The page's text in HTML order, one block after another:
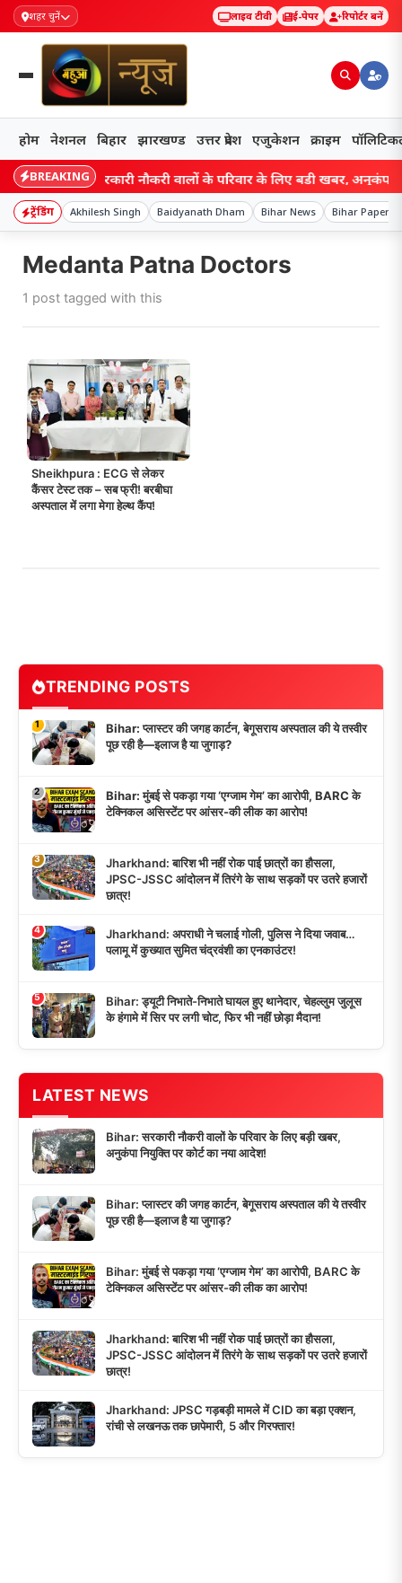
शहर चुनें लाइव टीवी ई-पेपर रिपोर्टर बनें
होम नेशनल बिहार झारखण्ड उत्तर प्रदेश एजुकेशन क्राइम
BREAKING
Bihar: सरकारी नौकरी वालों के परिवार के लिए बड़ी खबर, अनुकंपा
ट्रेंडिंग Akhilesh Singh Baidyanath Dham Bihar News Bihar Paper
Medanta Patna Doctors
1 post tagged with this
Sheikhpura : ECG से लेकर
कैंसर टेस्ट तक – सब फ्री! बरबीघा
अस्पताल में लगा मेगा हेल्थ कैंप!
TRENDING POSTS
1
Bihar: प्लास्टर की जगह कार्टन, बेगूसराय अस्पताल की ये तस्वीर
पूछ रही है—इलाज है या जुगाड़?
2
Bihar: मुंबई से पकड़ा गया ‘एग्जाम गेम’ का आरोपी, BARC के
टेक्निकल असिस्टेंट पर आंसर-की लीक का आरोप!
3
Jharkhand: बारिश भी नहीं रोक पाई छात्रों का हौसला,
JPSC-JSSC आंदोलन में तिरंगे के साथ सड़कों पर उतरे हजारों
छात्र!
4
Jharkhand: अपराधी ने चलाई गोली, पुलिस ने दिया जवाब…
पलामू में कुख्यात सुमित चंद्रवंशी का एनकाउंटर!
5
Bihar: ड्यूटी निभाते-निभाते घायल हुए थानेदार, चेहल्लुम जुलूस
के हंगामे में सिर पर लगी चोट, फिर भी नहीं छोड़ा मैदान!
LATEST NEWS
Bihar: सरकारी नौकरी वालों के परिवार के लिए बड़ी खबर,
अनुकंपा नियुक्ति पर कोर्ट का नया आदेश!
Bihar: प्लास्टर की जगह कार्टन, बेगूसराय अस्पताल की ये तस्वीर
पूछ रही है—इलाज है या जुगाड़?
Bihar: मुंबई से पकड़ा गया ‘एग्जाम गेम’ का आरोपी, BARC के
टेक्निकल असिस्टेंट पर आंसर-की लीक का आरोप!
Jharkhand: बारिश भी नहीं रोक पाई छात्रों का हौसला,
JPSC-JSSC आंदोलन में तिरंगे के साथ सड़कों पर उतरे हजारों
छात्र!
Jharkhand: JPSC गड़बड़ी मामले में CID का बड़ा एक्शन,
रांची से लखनऊ तक छापेमारी, 5 और गिरफ्तार!